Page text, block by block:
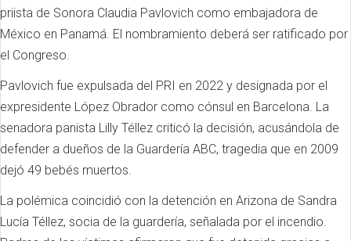
priista de Sonora Claudia Pavlovich como embajadora de
México en Panamá. El nombramiento deberá ser ratificado por
el Congreso.
Pavlovich fue expulsada del PRI en 2022 y designada por el
expresidente López Obrador como cónsul en Barcelona. La
senadora panista Lilly Téllez criticó la decisión, acusándola de
defender a dueños de la Guardería ABC, tragedia que en 2009
dejó 49 bebés muertos.
La polémica coincidió con la detención en Arizona de Sandra
Lucía Téllez, socia de la guardería, señalada por el incendio.